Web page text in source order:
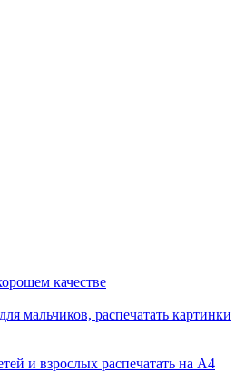
качестве
мальчиков, распечатать картинки
и взрослых распечатать на А4